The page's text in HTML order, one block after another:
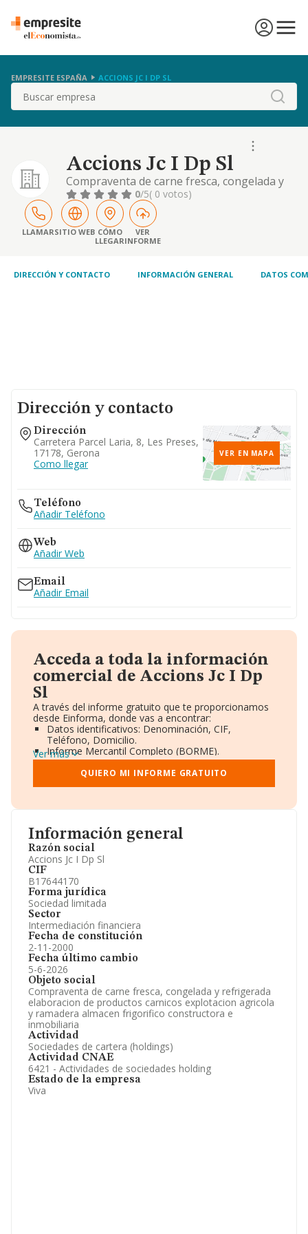
EMPRESITE ESPAÑA ACCIONS JC I DP SL
Buscar
Accions Jc I Dp Sl
Compraventa de carne fresca, congelada y
refrigerada elaboracion de productos
carnicos explotacion agricola y ramadera
almacen frigorifico constructora e
inmobiliaria
0/5( 0 votos)
LLAMARSITIO WEB CÓMO
LLEGAR
VER
INFORME
DIRECCIÓN Y CONTACTO INFORMACIÓN GENERAL DATOS
Información general
Razón social
Accions Jc I Dp Sl
CIF
B17644170
Forma jurídica
Sociedad limitada
Sector
Intermediación financiera
Fecha de constitución
2-11-2000
Fecha último cambio
5-6-2026
Objeto social
Compraventa de carne fresca, congelada y refrigerada
elaboracion de productos carnicos explotacion agricola
y ramadera almacen frigorifico constructora e
inmobiliaria
Actividad
Sociedades de cartera (holdings)
Actividad CNAE
6421 - Actividades de sociedades holding
Estado de la empresa
Viva
Dirección y contacto
Dirección
Carretera Parcel Laria, 8, Les Preses,
17178, Gerona
Como llegar
VER EN MAPA
Teléfono
Añadir Teléfono
Web
Añadir Web
Email
Añadir Email
Acceda a toda la información
comercial de Accions Jc I Dp
Sl
A través del informe gratuito que te proporcionamos
desde Einforma, donde vas a encontrar:
Datos identificativos: Denominación, CIF,
Teléfono, Domicilio.
Informe Mercantil Completo (BORME).
Gráficos de Evolución Ventas y Empleados.
Consejo de Administración y Administradores.
Directivos y Ejecutivos.
Información oficial y registral complementaria.
Ver más
QUIERO MI INFORME GRATUITO